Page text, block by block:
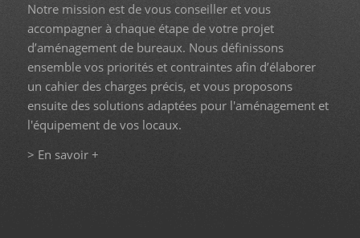
Notre mission est de vous conseiller et vous
accompagner à chaque étape de votre projet
d’aménagement de bureaux. Nous définissons
ensemble vos priorités et contraintes afin d’élaborer
un cahier des charges précis, et vous proposons
ensuite des solutions adaptées pour l'aménagement et
l'équipement de vos locaux.
> En savoir +